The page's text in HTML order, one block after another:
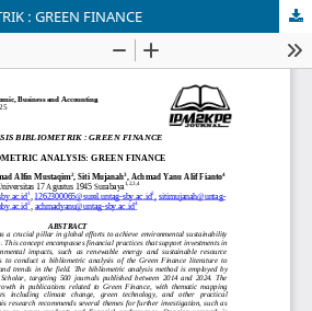
: GREEN FINANCE